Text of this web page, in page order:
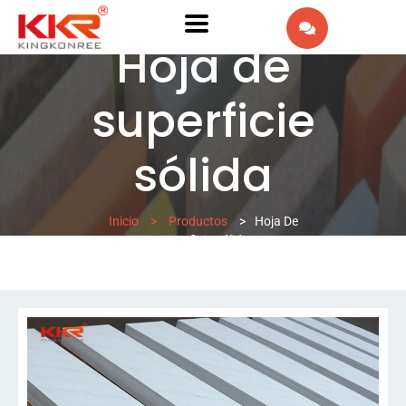
AR
IW
FR
PT
NL
RU
Hoja de
superficie
sólida
Inicio > Productos >
Hoja De
Superficie Sólida